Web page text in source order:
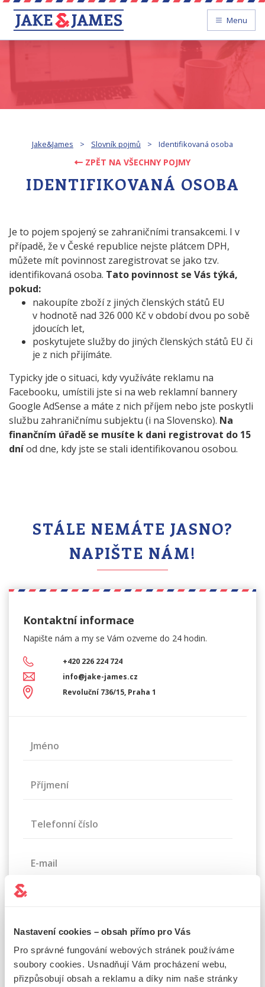
Nastavení cookies – obsah přímo pro Vás
Pro správné fungování webových stránek používáme
soubory cookies. Usnadňují Vám procházení webu,
přizpůsobují obsah a reklamu a díky nim naše stránky
Menu
Jake&James > Slovník pojmů > Identifikovaná osoba
ZPĚT NA VŠECHNY POJMY
IDENTIFIKOVANÁ OSOBA
Je to pojem spojený se zahraničními transakcemi. I v
případě, že v České republice nejste plátcem DPH,
můžete mít povinnost zaregistrovat se jako tzv.
identifikovaná osoba. Tato povinnost se Vás týká,
pokud:
nakoupíte zboží z jiných členských států EU
v hodnotě nad 326 000 Kč v období dvou po sobě
jdoucích let,
poskytujete služby do jiných členských států EU či
je z nich přijímáte.
Typicky jde o situaci, kdy využíváte reklamu na
Facebooku, umístili jste si na web reklamní bannery
Google AdSense a máte z nich příjem nebo jste poskytli
službu zahraničnímu subjektu (i na Slovensko). Na
finančním úřadě se musíte k dani registrovat do 15
dníod dne, kdy jste se stali identifikovanou osobou.
STÁLE NEMÁTE JASNO?
NAPIŠTE NÁM!
Kontaktní informace
Napište nám a my se Vám ozveme do 24 hodin.
+420 226 224 724
info@jake-james.cz
Revoluční 736/15, Praha 1
Jméno
Příjmení
Telefonní číslo
E-mail